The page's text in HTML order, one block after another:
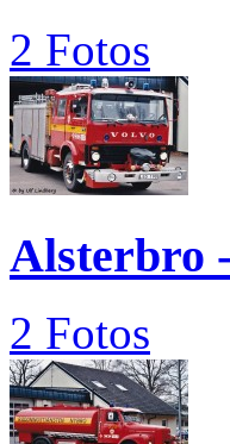
2 Fotos
Alsterbro
2 Fotos